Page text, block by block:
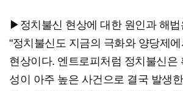
▶정치불신 현상에 대한 원인과 해법
"정치불신도 지금의 극화와 양당제
현상이다. 엔트로피처럼 정치불신은
성이 아주 높은 사건으로 결국 발생